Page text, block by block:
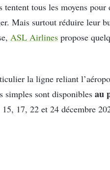
tentent tous les moyens
Mais surtout réduire leur
ASL Airlines propose
la ligne reliant
simples sont disponibles au
17, 22 et 24 décembre